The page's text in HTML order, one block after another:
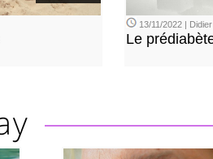
13/11/2022 |
Le